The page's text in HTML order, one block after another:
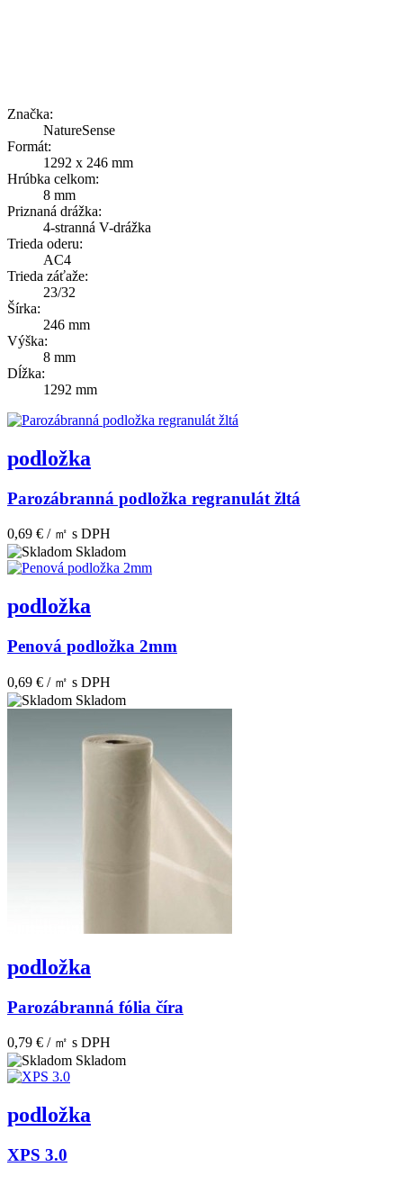
Značka:
NatureSense
Formát:
1292 x 246 mm
Hrúbka celkom:
8 mm
Priznaná drážka:
4-stranná V-drážka
Trieda oderu:
AC4
Trieda záťaže:
23/32
Šírka:
246 mm
Výška:
8 mm
Dĺžka:
1292 mm
podložka
Parozábranná podložka regranulát žltá
0,69 € / ㎡ s DPH
Skladom
podložka
Penová podložka 2mm
0,69 € / ㎡ s DPH
Skladom
podložka
Parozábranná fólia číra
0,79 € / ㎡ s DPH
Skladom
podložka
XPS 3.0